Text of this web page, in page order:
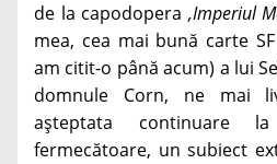
de la capodopera ‚Imperiul
mea, cea mai bună carte
am citit-o până acum) a lui
domnule Corn, ne mai
așteptata continuare
fermecătoare, un subiect